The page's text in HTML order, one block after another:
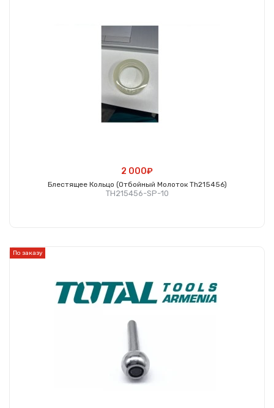
2 000₽
Блестящее Кольцо (отбойный Молоток Th215456)
TH215456-SP-10
По заказу